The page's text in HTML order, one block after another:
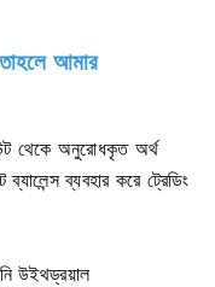
আমার
থেকে অনুরোধকৃত অর্থ
ব্যবহার করে ট্রেডিং
উইথড্রয়াল